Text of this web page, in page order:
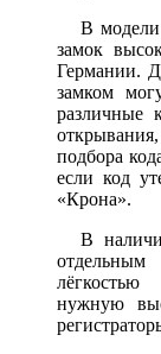
В модели
замок
Германии.
замком
различные
подбора
если код
«Крона».
В
нужную